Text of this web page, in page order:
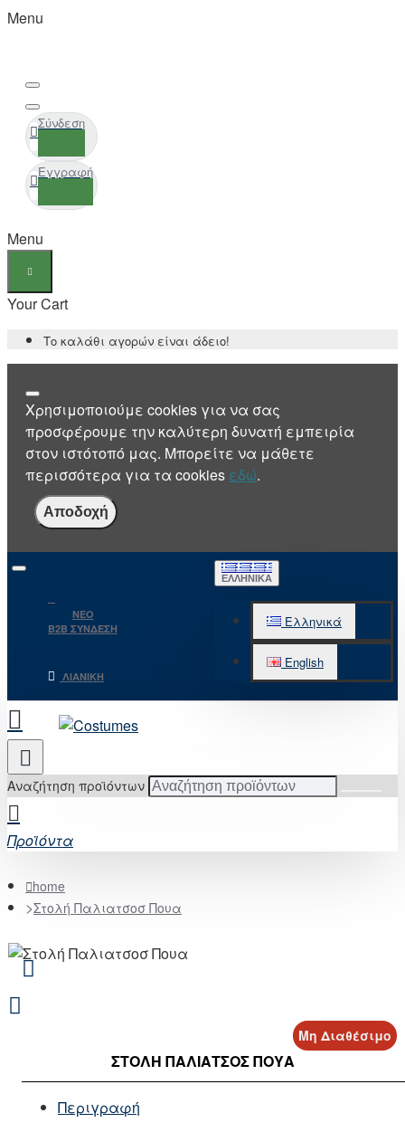
Menu
Σύνδεση
Εγγραφή
Menu
Your Cart
Το καλάθι αγορών είναι άδειο!
Χρησιμοποιούμε cookies για να σας
προσφέρουμε την καλύτερη δυνατή εμπειρία
στον ιστότοπό μας. Μπορείτε να μάθετε
περισσότερα για τα cookies εδώ.
Αποδοχή
NEO
B2B ΣΥΝΔΕΣΗ
ΛΙΑΝΙΚΉ
ΕΛΛΗΝΙΚΆ
Ελληνικά
English
Αναζήτηση προϊόντων
Προϊόντα
home
Στολή Παλιατσοσ Πουα
Μη Διαθέσιμο
ΣΤΟΛΉ ΠΑΛΙΑΤΣΟΣ ΠΟΥΑ
Περιγραφή